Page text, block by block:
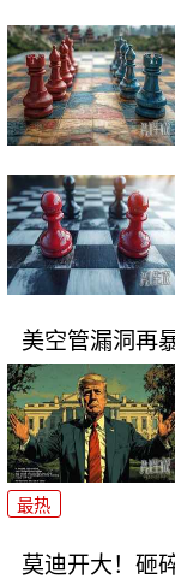
美空管漏洞再
最热
莫迪开大！砸